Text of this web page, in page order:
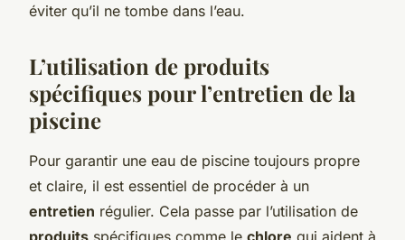
éviter qu’il ne tombe dans l’eau.
L’utilisation de produits
spécifiques pour l’entretien de la
piscine
Pour garantir une eau de piscine toujours propre
et claire, il est essentiel de procéder à un
entretien régulier. Cela passe par l’utilisation de
produits spécifiques comme le chlore qui aident à